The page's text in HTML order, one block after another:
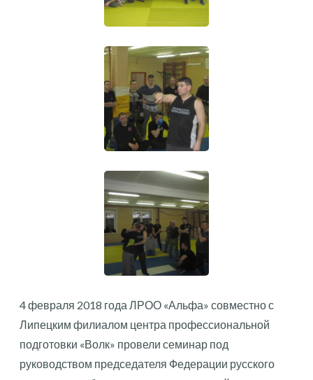
4 февраля 2018 года ЛРОО «Альфа» совместно с
Липецким филиалом центра профессиональной
подготовки «Волк» провели семинар под
руководством председателя Федерации русского